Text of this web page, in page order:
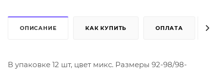
ОПИСАНИЕ КАК КУПИТЬ ОПЛАТА
В упаковке 12 шт, цвет микс. Размеры 92-98/98-